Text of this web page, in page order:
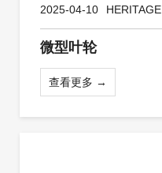
2025-04-10 HERITAGE
微型叶轮
查看更多 →